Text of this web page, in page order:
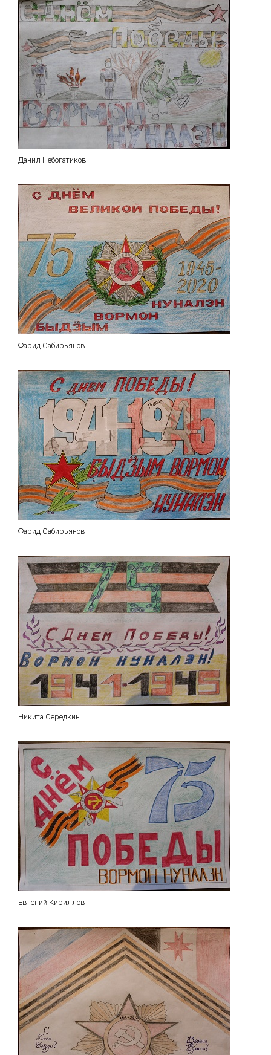
Данил Небогатиков
Фарид Сабирьянов
Фарид Сабирьянов
Никита Середкин
Евгений Кириллов